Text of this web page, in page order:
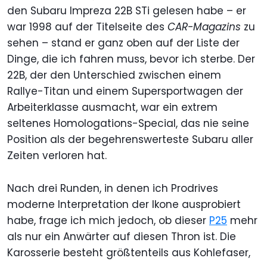
den Subaru Impreza 22B STi gelesen habe – er
war 1998 auf der Titelseite des CAR-Magazins zu
sehen – stand er ganz oben auf der Liste der
Dinge, die ich fahren muss, bevor ich sterbe. Der
22B, der den Unterschied zwischen einem
Rallye-Titan und einem Supersportwagen der
Arbeiterklasse ausmacht, war ein extrem
seltenes Homologations-Special, das nie seine
Position als der begehrenswerteste Subaru aller
Zeiten verloren hat.
Nach drei Runden, in denen ich Prodrives
moderne Interpretation der Ikone ausprobiert
habe, frage ich mich jedoch, ob dieser P25 mehr
als nur ein Anwärter auf diesen Thron ist. Die
Karosserie besteht größtenteils aus Kohlefaser,